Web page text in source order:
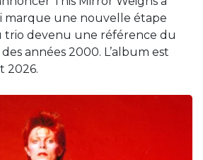
marque une nouvelle étape
trio devenu une référence du
années 2000. L’album est
2026.